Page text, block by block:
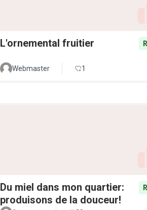
L'ornemental fruitier
Webmaster 1
Du miel dans mon quartier:
produisons de la douceur!